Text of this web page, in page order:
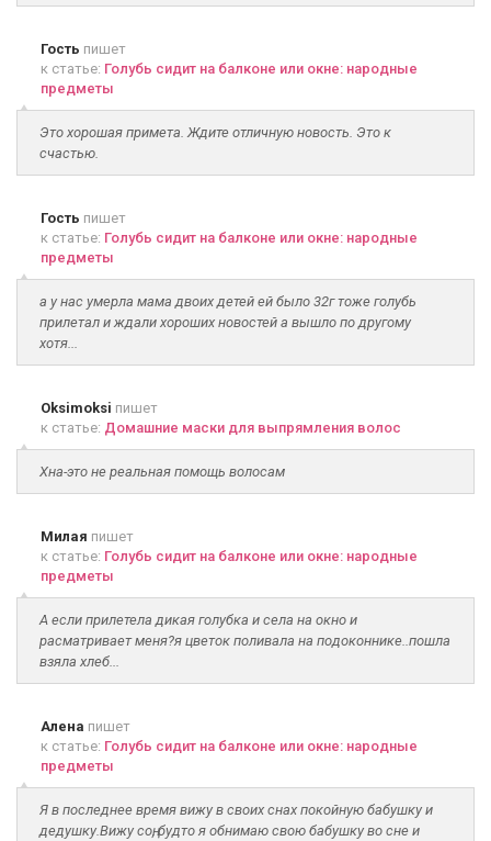
Гость пишет
к статье: Голубь сидит на балконе или окне: народные
предметы
Это хорошая примета. Ждите отличную новость. Это к
счастью.
Гость пишет
к статье: Голубь сидит на балконе или окне: народные
предметы
а у нас умерла мама двоих детей ей было 32г тоже голубь
прилетал и ждали хороших новостей а вышло по другому
хотя...
Oksimoksi пишет
к статье: Домашние маски для выпрямления волос
Хна-это не реальная помощь волосам
Милая пишет
к статье: Голубь сидит на балконе или окне: народные
предметы
А если прилетела дикая голубка и села на окно и
расматривает меня?я цветок поливала на подоконнике..пошла
взяла хлеб...
Алена пишет
к статье: Голубь сидит на балконе или окне: народные
предметы
Я в последнее время вижу в своих снах покойную бабушку и
дедушку.Вижу соң, будто я обнимаю свою бабушку во сне и